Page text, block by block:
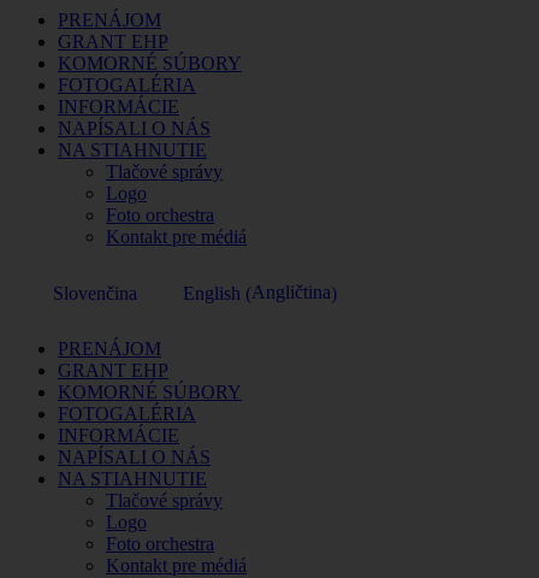
PRENÁJOM
GRANT EHP
KOMORNÉ SÚBORY
FOTOGALÉRIA
INFORMÁCIE
NAPÍSALI O NÁS
NA STIAHNUTIE
Tlačové správy
Logo
Foto orchestra
Kontakt pre médiá
Slovenčina English (Angličtina)
PRENÁJOM
GRANT EHP
KOMORNÉ SÚBORY
FOTOGALÉRIA
INFORMÁCIE
NAPÍSALI O NÁS
NA STIAHNUTIE
Tlačové správy
Logo
Foto orchestra
Kontakt pre médiá